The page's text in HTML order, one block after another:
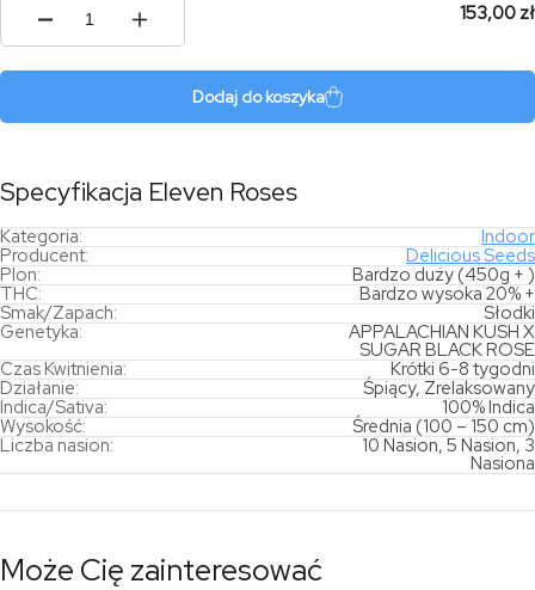
ilość
153,00 zł
Dodaj do koszyka
Specyfikacja Eleven Roses
Kategoria:
Indoor
Producent:
Delicious Seeds
Plon:
Bardzo duży (450g + )
THC:
Bardzo wysoka 20% +
Smak/Zapach:
Słodki
Genetyka:
APPALACHIAN KUSH X
SUGAR BLACK ROSE
Czas Kwitnienia:
Krótki 6-8 tygodni
Działanie:
Śpiący, Zrelaksowany
Indica/Sativa:
100% Indica
Wysokość:
Średnia (100 – 150 cm)
Liczba nasion:
10 Nasion, 5 Nasion, 3
Nasiona
Może Cię zainteresować